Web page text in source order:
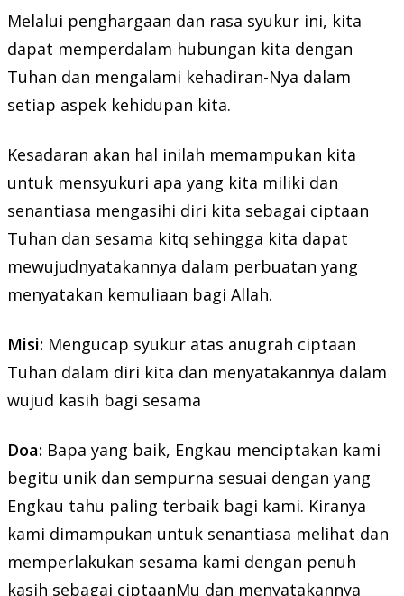
Melalui penghargaan dan rasa syukur ini, kita
dapat memperdalam hubungan kita dengan
Tuhan dan mengalami kehadiran-Nya dalam
setiap aspek kehidupan kita.
Kesadaran akan hal inilah memampukan kita
untuk mensyukuri apa yang kita miliki dan
senantiasa mengasihi diri kita sebagai ciptaan
Tuhan dan sesama kitq sehingga kita dapat
mewujudnyatakannya dalam perbuatan yang
menyatakan kemuliaan bagi Allah.
Misi: Mengucap syukur atas anugrah ciptaan
Tuhan dalam diri kita dan menyatakannya dalam
wujud kasih bagi sesama
Doa: Bapa yang baik, Engkau menciptakan kami
begitu unik dan sempurna sesuai dengan yang
Engkau tahu paling terbaik bagi kami. Kiranya
kami dimampukan untuk senantiasa melihat dan
memperlakukan sesama kami dengan penuh
kasih sebagai ciptaanMu dan menyatakannya